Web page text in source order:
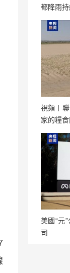
都降雨
視頻丨
家的糧
美國“元
司